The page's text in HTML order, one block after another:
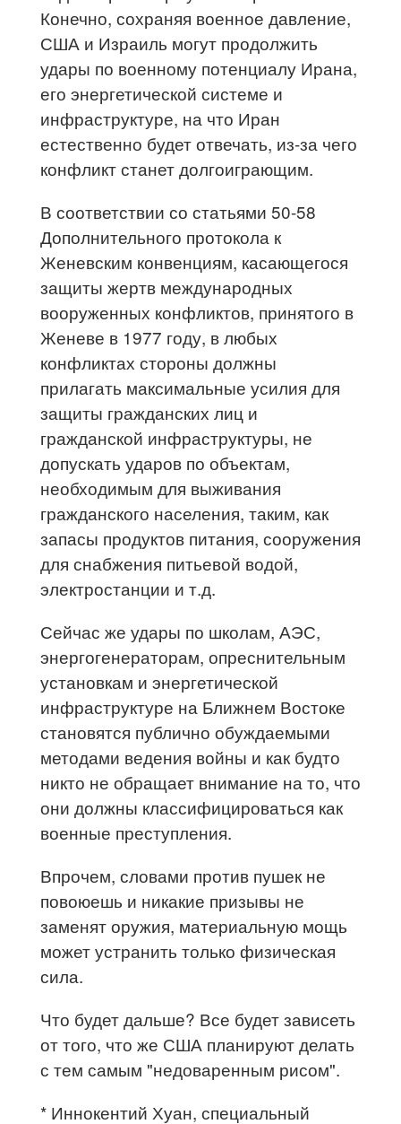
Конечно, сохраняя военное давление,
США и Израиль могут продолжить
удары по военному потенциалу Ирана,
его энергетической системе и
инфраструктуре, на что Иран
естественно будет отвечать, из-за чего
конфликт станет долгоиграющим.
В соответствии со статьями 50-58
Дополнительного протокола к
Женевским конвенциям, касающегося
защиты жертв международных
вооруженных конфликтов, принятого в
Женеве в 1977 году, в любых
конфликтах стороны должны
прилагать максимальные усилия для
защиты гражданских лиц и
гражданской инфраструктуры, не
допускать ударов по объектам,
необходимым для выживания
гражданского населения, таким, как
запасы продуктов питания, сооружения
для снабжения питьевой водой,
электростанции и т.д.
Сейчас же удары по школам, АЭС,
энергогенераторам, опреснительным
установкам и энергетической
инфраструктуре на Ближнем Востоке
становятся публично обуждаемыми
методами ведения войны и как будто
никто не обращает внимание на то, что
они должны классифицироваться как
военные преступления.
Впрочем, словами против пушек не
повоюешь и никакие призывы не
заменят оружия, материальную мощь
может устранить только физическая
сила.
Что будет дальше? Все будет зависеть
от того, что же США планируют делать
с тем самым "недоваренным рисом".
* Иннокентий Хуан, специальный